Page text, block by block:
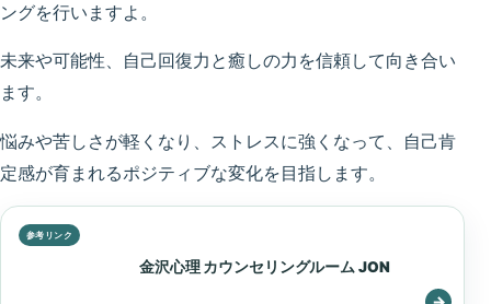
ングを行いますよ。
未来や可能性、自己回復力と癒しの力を信頼して向き合い
ます。
悩みや苦しさが軽くなり、ストレスに強くなって、自己肯
定感が育まれるポジティブな変化を目指します。
金沢心理 カウンセリングルーム JON